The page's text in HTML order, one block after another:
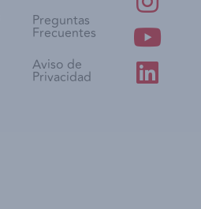
Preguntas
Frecuentes
Aviso de
Privacidad